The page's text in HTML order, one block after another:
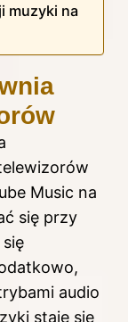
muzyki na
Music na
się przy
audio
staje się